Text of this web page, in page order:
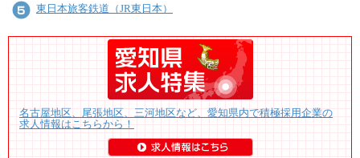
東日本旅客鉄道（JR東日本）
名古屋地区、尾張地区、三河地区など、愛知県内で積極採用企業の
求人情報はこちらから！